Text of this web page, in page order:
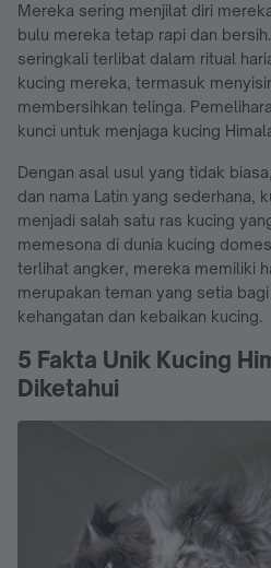
Mereka sering menjilat diri
bulu mereka tetap rapi dan
seringkali terlibat dalam ritual
kucing mereka, termasuk
membersihkan telinga.
kunci untuk menjaga kucing
Dengan asal usul yang tidak
dan nama Latin yang sederhana,
menjadi salah satu ras kucing
memesona di dunia kucing
terlihat angker, mereka memiliki
merupakan teman yang setia
kehangatan dan kebaikan kucing.
5 Fakta Unik Kucing
Diketahui